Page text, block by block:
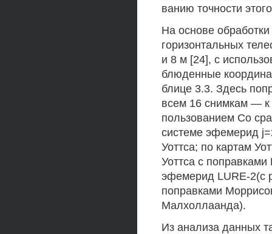
ванию точности
На основе
горизонтальных
и 8 м [24], с
блюденные
блице 3.3. Здесь
всем 16 снимкам — к
пользованием Со
системе эфемерид
Уоттса; по картам
Уоттса с
эфемерид LURE-2(c
поправками
Малхоллаанда).
Из анализа данных